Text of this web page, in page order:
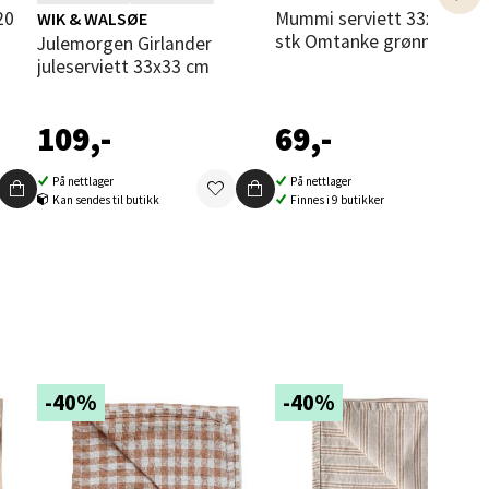
WIK & WALSØE
Julemorgen Girlander
juleserviett 33x33 cm
109,-
På nettlager
Kan sendes til butikk
Mummi serviett 33x33 cm 20
stk Omtanke grønn
69,-
På nettlager
Finnes i 9 butikker
-40% -40%